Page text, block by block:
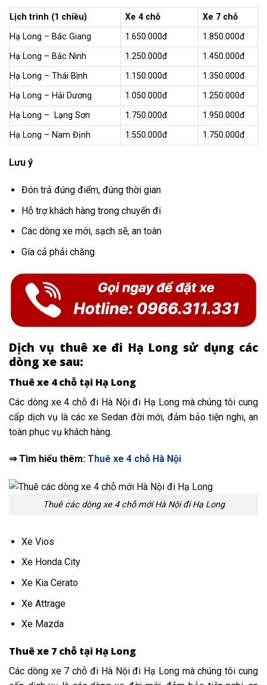
Lịch trình (1 chiều) Xe 4 chỗ
Xe 7 chỗ
Hạ Long – Bắc Giang
1.650.000đ
1.850.000đ
Hạ Long – Bắc Ninh
1.250.000đ
1.450.000đ
Hạ Long – Thái Bình
1.150.000đ
1.350.000đ
Hạ Long – Hải Dương
1.050.000đ
1.250.000đ
Hạ Long – Lạng Sơn
1.750.000đ
1.950.000đ
Hạ Long – Nam Định
1.550.000đ 1.750.000đ
Lưu ý
Đón trả đúng điểm, đúng thời gian
Hỗ trợ khách hàng trong chuyến đi
Các dòng xe mới, sạch sẽ, an toàn
Gía cả phải chăng
Dịch vụ thuê xe đi Hạ Long sử dụng các
dòng xe sau:
Thuê xe 4 chỗ tại Hạ Long
Các dòng xe 4 chỗ đi Hà Nội đi Hạ Long mà chúng tôi cung
cấp dịch vụ là các xe Sedan đời mới, đảm bảo tiện nghi, an
toàn phục vụ khách hàng.
⇒ Tìm hiểu thêm: Thuê xe 4 chỗ Hà Nội
Thuê các dòng xe 4 chỗ mới Hà Nội đi Hạ Long
Xe Vios
Xe Honda City
Xe Kia Cerato
Xe Attrage
Xe Mazda
Thuê xe 7 chỗ tại Hạ Long
Các dòng xe 7 chỗ đi Hà Nội đi Hạ Long mà chúng tôi cung